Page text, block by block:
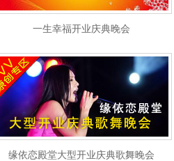
一生幸福开业庆典晚会
缘依恋殿堂大型开业庆典歌舞晚会